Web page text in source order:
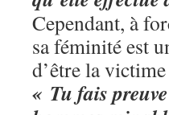
Cependant, à
sa féminité est
d’être la
« Tu fais